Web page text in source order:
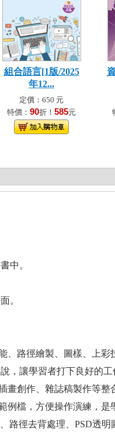
組合語言[1版/2025
年12...
定價：650 元
特價： 90折！ 585元
中。
。
、路徑繪製、圖樣、上
，讓學習者打下良好的工
畫創作、雜誌稿製作等
檔，方便操作演練，是
路徑去背處理、PSD透